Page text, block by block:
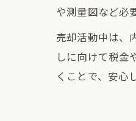
や測量図など必
売却活動中は、
しに向けて税金
くことで、安心